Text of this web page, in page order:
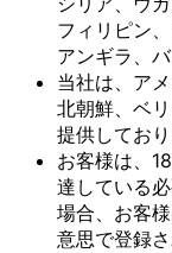
フィリピン、
アンギラ、
当社は、 ア
北朝鮮、 ベ
提供しており
お客様は、
達している
場合、 お客
意思で登録